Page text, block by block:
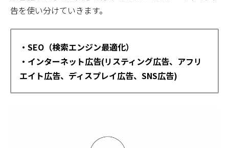
告を使い分けていきます。
・SEO（検索エンジン最適化）
・インターネット広告(リスティング広告、アフリ
エイト広告、ディスプレイ広告、SNS広告)